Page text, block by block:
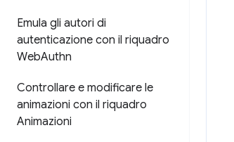
Emula gli autori di
autenticazione con il riquadro
WebAuthn
Controllare e modificare le
animazioni con il riquadro
Animazioni